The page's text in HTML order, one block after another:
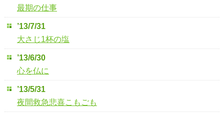
最期の仕事
’13/7/31
大さじ1杯の塩
’13/6/30
心を仏に
’13/5/31
夜間救急悲喜こもごも